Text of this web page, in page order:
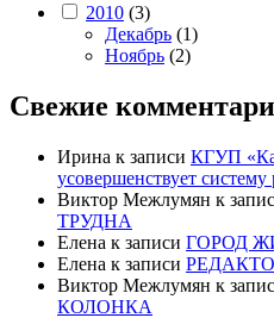
2010 (3)
Декабрь (1)
Ноябрь (2)
Свежие
Ирина к записи КГУП
усовершенствует систему
Виктор Межлумян к
ТРУДНА
Елена к записи ГОРОД
Елена к записи
Виктор Межлумян к
КОЛОНКА